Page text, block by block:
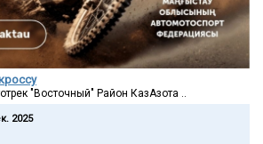
"Восточный" Район КазАзота ..
2025